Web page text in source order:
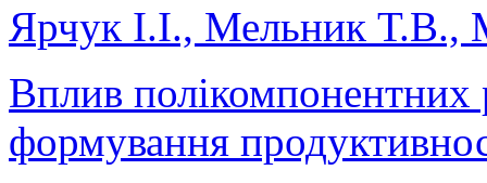
Ярчук І.І., Мельник Т.В.,
Вплив полікомпонентних
формування